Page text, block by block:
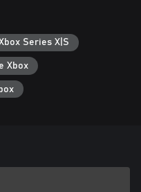
Series X|S
Xbox